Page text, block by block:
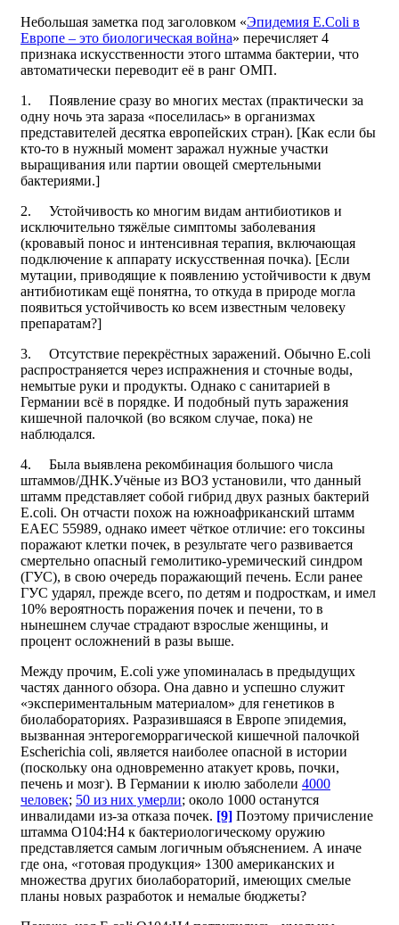
Небольшая заметка под заголовком «Эпидемия E.Coli в
Европе – это биологическая война» перечисляет 4
признака искусственности этого штамма бактерии, что
автоматически переводит её в ранг ОМП.
1. Появление сразу во многих местах (практически за
одну ночь эта зараза «поселилась» в организмах
представителей десятка европейских стран). [Как если бы
кто-то в нужный момент заражал нужные участки
выращивания или партии овощей смертельными
бактериями.]
2. Устойчивость ко многим видам антибиотиков и
исключительно тяжёлые симптомы заболевания
(кровавый понос и интенсивная терапия, включающая
подключение к аппарату искусственная почка). [Если
мутации, приводящие к появлению устойчивости к двум
антибиотикам ещё понятна, то откуда в природе могла
появиться устойчивость ко всем известным человеку
препаратам?]
3. Отсутствие перекрёстных заражений. Обычно E.coli
распространяется через испражнения и сточные воды,
немытые руки и продукты. Однако с санитарией в
Германии всё в порядке. И подобный путь заражения
кишечной палочкой (во всяком случае, пока) не
наблюдался.
4. Была выявлена рекомбинация большого числа
штаммов/ДНК.Учёные из ВОЗ установили, что данный
штамм представляет собой гибрид двух разных бактерий
E.coli. Он отчасти похож на южноафриканский штамм
EAEC 55989, однако имеет чёткое отличие: его токсины
поражают клетки почек, в результате чего развивается
смертельно опасный гемолитико-уремический синдром
(ГУС), в свою очередь поражающий печень. Если ранее
ГУС ударял, прежде всего, по детям и подросткам, и имел
10% вероятность поражения почек и печени, то в
нынешнем случае страдают взрослые женщины, и
процент осложнений в разы выше.
Между прочим, E.coli уже упоминалась в предыдущих
частях данного обзора. Она давно и успешно служит
«экспериментальным материалом» для генетиков в
биолабораториях. Разразившаяся в Европе эпидемия,
вызванная энтерогеморрагической кишечной палочкой
Escherichia coli, является наиболее опасной в истории
(поскольку она одновременно атакует кровь, почки,
печень и мозг). В Германии к июлю заболели 4000
человек; 50 из них умерли; около 1000 останутся
инвалидами из-за отказа почек. [9] Поэтому причисление
штамма O104:H4 к бактериологическому оружию
представляется самым логичным объяснением. А иначе
где она, «готовая продукция» 1300 американских и
множества других биолабораторий, имеющих смелые
планы новых разработок и немалые бюджеты?